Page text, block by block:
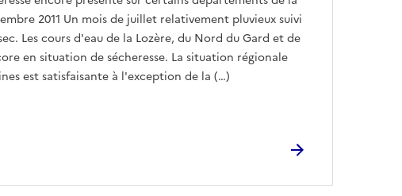
2011 Un mois de juillet relativement pluvieux suivi
Les cours d'eau de la Lozère, du Nord du Gard et de
en situation de sécheresse. La situation régionale
est satisfaisante à l'exception de la (…)